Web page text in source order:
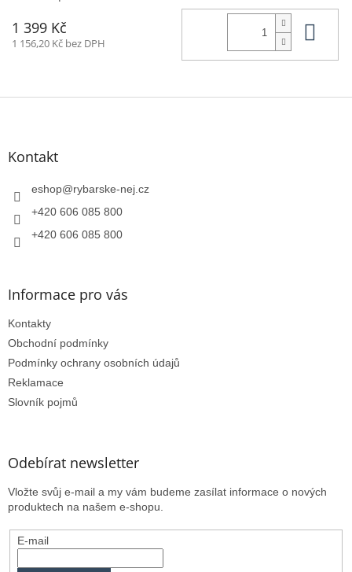
1 399 Kč
1 156,20 Kč bez DPH
Z
Kontakt
eshop@rybarske-nej.cz
+420 606 085 800
+420 606 085 800
Informace pro vás
Kontakty
Obchodní podmínky
Podmínky ochrany osobních údajů
Reklamace
Slovník pojmů
Odebírat newsletter
Vložte svůj e-mail a my vám budeme zasílat informace o nových
produktech na našem e-shopu.
E-mail